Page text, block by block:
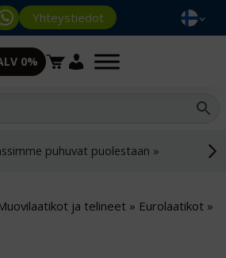
Yhteystiedot
0%
puhuvat puolestaan »
ja telineet » Eurolaatikot »